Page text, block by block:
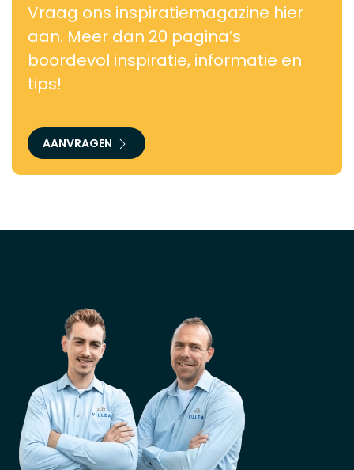
Vraag ons inspiratiemagazine hier
aan. Meer dan 20 pagina’s
boordevol inspiratie, informatie en
tips!
AANVRAGEN